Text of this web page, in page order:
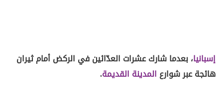
إسبانيا، بعدما شارك عشرات العدّائين في الركض أمام ثيران
هائجة عبر شوارع المدينة القديمة.